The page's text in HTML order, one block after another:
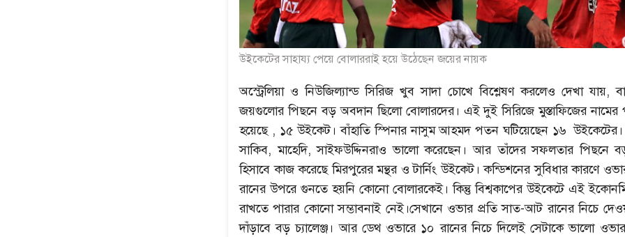
উইকেটের সাহায্য পেয়ে বোলাররাই হয়ে উঠেছেন জয়ের নায়ক
অস্ট্রেলিয়া ও নিউজিল্যান্ড সিরিজ খুব সাদা চোখে বিশ্লেষণ করলেও দেখা যায়,
জয়গুলোর পিছনে বড় অবদান ছিলো বোলারদের। এই দুই সিরিজে মুস্তাফিজের নামের
হয়েছে , ১৫ উইকেট। বাঁহাতি স্পিনার নাসুম আহমদ পতন ঘটিয়েছেন ১৬ উইকেটের।
সাকিব, মাহেদি, সাইফউদ্দিনরাও ভালো করেছেন। আর তাঁদের সফলতার পিছনে
হিসাবে কাজ করেছে মিরপুরের মন্থর ও টার্নিং উইকেট। কন্ডিশনের সুবিধার কারণে
রানের উপরে গুনতে হয়নি কোনো বোলারকেই। কিন্তু বিশ্বকাপের উইকেটে এই
রাখতে পারার কোনো সম্ভাবনাই নেই।সেখানে ওভার প্রতি সাত-আট রানের নিচে
দাঁড়াবে বড় চ্যালেঞ্জ। আর ডেথ ওভারে ১০ রানের নিচে দিলেই সেটাকে ভালো